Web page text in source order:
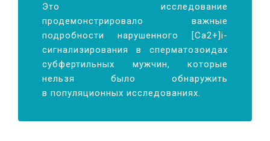
Это исследование
продемонстрировало важные
подробности нарушенного [Ca2+]i-
сигнализирования в сперматозоидах
субфертильных мужчин, которые
нельзя было обнаружить
в популяционных исследованиях.